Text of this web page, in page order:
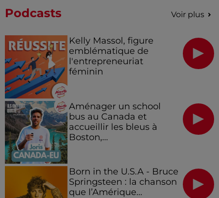
Podcasts Voir plus
Kelly Massol, figure
emblématique de
l'entrepreneuriat
féminin
Aménager un school
bus au Canada et
accueillir les bleus à
Boston,...
Born in the U.S.A - Bruce
Springsteen : la chanson
que l’Amérique...